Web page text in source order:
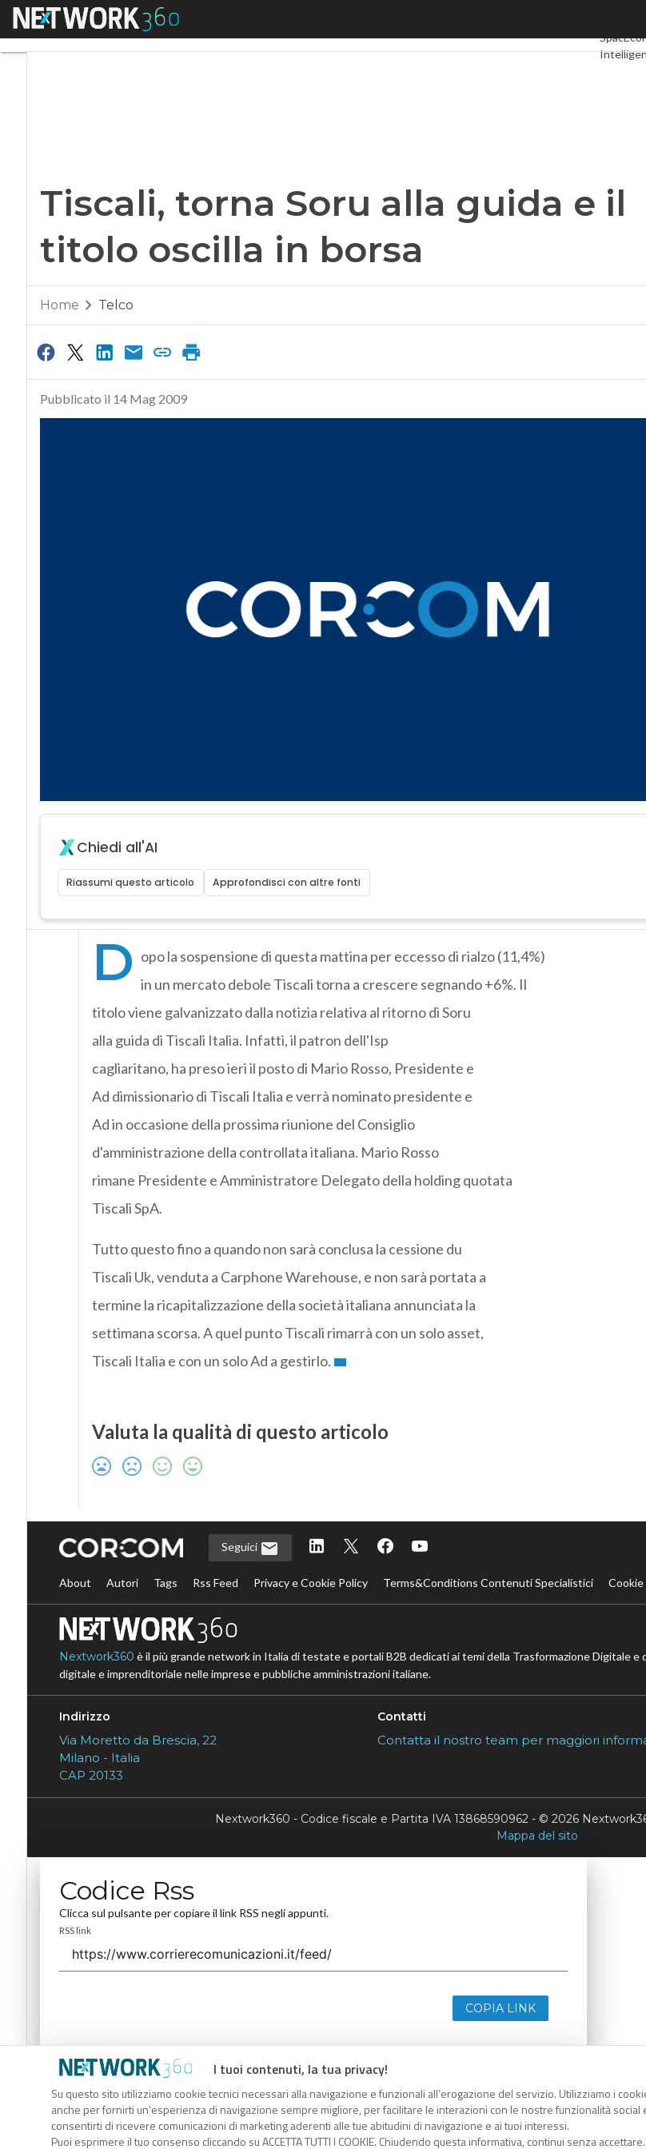
Menu
Tiscali, torna Soru alla guida e il
titolo oscilla in borsa
Home Telco
Pubblicato il 14 Mag 2009
Chiedi all'AI
Riassumi questo articolo Approfondisci con altre fonti
D opo la sospensione di questa mattina per eccesso di rialzo (11,4%)
in un mercato debole Tiscali torna a crescere segnando +6%. Il
titolo viene galvanizzato dalla notizia relativa al ritorno di Soru
alla guida di Tiscali Italia. Infatti, il patron dell'Isp
cagliaritano, ha preso ieri il posto di Mario Rosso, Presidente e
Ad dimissionario di Tiscali Italia e verrà nominato presidente e
Ad in occasione della prossima riunione del Consiglio
d'amministrazione della controllata italiana. Mario Rosso
rimane Presidente e Amministratore Delegato della holding quotata
Tiscali SpA.
Tutto questo fino a quando non sarà conclusa la cessione du
Tiscali Uk, venduta a Carphone Warehouse, e non sarà portata a
termine la ricapitalizzazione della società italiana annunciata la
settimana scorsa. A quel punto Tiscali rimarrà con un solo asset,
Tiscali Italia e con un solo Ad a gestirlo.
Valuta la qualità di questo articolo
I tuoi contenuti, la tua privacy!
Su questo sito utilizziamo cookie tecnici necessari alla navigazione e funzionali all’erogazione del servizio. Utilizziamo i
anche per fornirti un’esperienza di navigazione sempre migliore, per facilitare le interazioni con le nostre funzionalità social
consentirti di ricevere comunicazioni di marketing aderenti alle tue abitudini di navigazione e ai tuoi interessi.
Puoi esprimere il tuo consenso cliccando su ACCETTA TUTTI I COOKIE. Chiudendo questa informativa, continui senza accettare.
Seguici
About Autori Tags Rss Feed Privacy e Cookie Policy Terms&Conditions Contenuti Specialistici
Nextwork360 è il più grande network in Italia di testate e portali B2B dedicati ai temi della Trasformazione Digitale
digitale e imprenditoriale nelle imprese e pubbliche amministrazioni italiane.
Indirizzo
Via Moretto da Brescia, 22
Milano - Italia
CAP 20133
Contatti
Contatta il nostro team per maggiori
Nextwork360 - Codice fiscale e Partita IVA 13868590962 - © 2026
Mappa del sito
Codice Rss
Clicca sul pulsante per copiare il link RSS negli appunti.
RSS link
COPIA LINK
Codice Rss
Clicca sul pulsante per copiare il link RSS negli appunti.
RSS link